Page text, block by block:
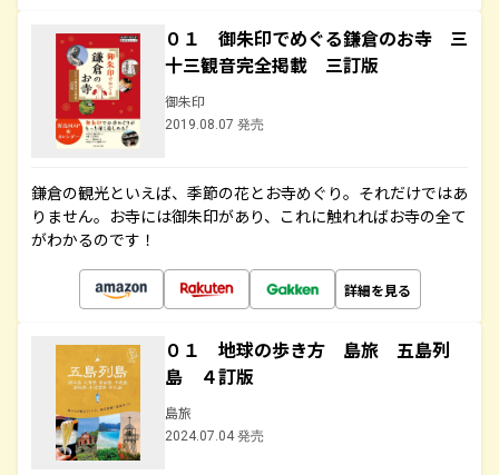
０１ 御朱印でめぐる鎌倉のお寺 三
十三観音完全掲載 三訂版
御朱印
2019.08.07 発売
鎌倉の観光といえば、季節の花とお寺めぐり。それだけではあ
りません。お寺には御朱印があり、これに触れればお寺の全て
がわかるのです！
詳細を見る
０１ 地球の歩き方 島旅 五島列
島 ４訂版
島旅
2024.07.04 発売